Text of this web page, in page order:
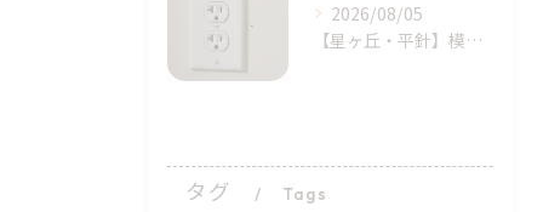
2026/08/05
【星ヶ丘・平針】模様替えで気付いた…コンセントの「消えない黒い点」｜トコジラミのサインかもしれません
タグ Tags